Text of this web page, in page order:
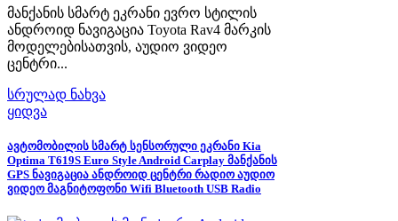
მანქანის სმარტ ეკრანი ევრო სტილის
ანდროიდ ნავიგაცია Toyota Rav4 მარკის
მოდელებისათვის, აუდიო ვიდეო
ცენტრი...
სრულად ნახვა
ყიდვა
ავტომობილის სმარტ სენსორული ეკრანი Kia
Optima T619S Euro Style Android Carplay მანქანის
GPS ნავიგაცია ანდროიდ ცენტრი რადიო აუდიო
ვიდეო მაგნიტოფონი Wifi Bluetooth USB Radio